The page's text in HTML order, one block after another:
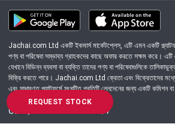
REQUEST STOCK
Jachai.com Ltd একটি ইকমার্স মার্কেটপ্লেস, এটি এমন একটি
পণ্য বা পরিষেবা সম্ভাব্য গ্রাহকদের কাছে অফার করতে সক্ষম করে।
যেখানে বিভিন্ন ব্যবসা বা ব্যক্তি তাদের পণ্য বা পরিষেবাগুলিকে
বিক্রি করতে পারে। Jachai.com Ltd ক্রেতা এবং বিক্রেতাদের মধ্যে
এবং সাধারণত প্ল্যাটফর্মে সংঘটিত প্রতিটি লেনদেনের জন্য একটি কমিশন
Got Question? Call us 24/7